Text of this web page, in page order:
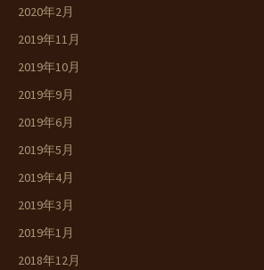
2020年2月
2019年11月
2019年10月
2019年9月
2019年6月
2019年5月
2019年4月
2019年3月
2019年1月
2018年12月